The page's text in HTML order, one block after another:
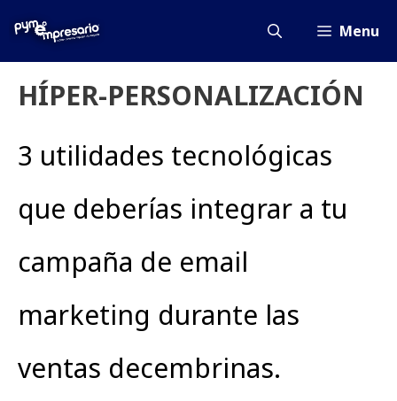
Menu
HÍPER-PERSONALIZACIÓN
3 utilidades tecnológicas
que deberías integrar a tu
campaña de email
marketing durante las
ventas decembrinas.